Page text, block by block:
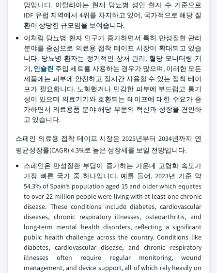
망입니다. 이탈리아는 현재 당뇨병 성인 환자 수 기준으로
IDF 유럽 지역에서 4위를 차지하고 있어, 국가적으로 해당 질
환이 상당한 규모임을 보여줍니다.
이처럼 당뇨병 환자 인구가 증가하면서 특히 만성질환 관리
분야를 중심으로 의료용 접착 테이프 시장이 확대되고 있습
니다. 당뇨병 환자는 정기적인 상처 관리, 혈당 모니터링 기
기, 인슐린 주입 세트를 사용하는 경우가 많으며, 이러한 모든
제품에는 피부에 안전하고 장시간 사용할 수 있는 접착 테이
프가 필요합니다. 노화했거나 민감한 피부에 부드럽고 통기
성이 있으며 의료기기와 호환되는 테이프에 대한 수요가 증
가하면서 의료용품 분야 해당 부문의 혁신과 성장을 견인하
고 있습니다.
스페인 의료용 접착 테이프 시장은 2025년부터 2034년까지 연
평균성장률(CAGR) 4.3%로 높은 성장세를 보일 전망입니다.
스페인은 만성질환 부담이 증가하는 가운데 고령화 속도가
가장 빠른 국가 중 하나입니다. 예를 들어, 2023년 기준 약
54.3% of Spain’s population aged 15 and older which equates
to over 22 million people were living with at least one chronic
disease. These conditions include diabetes, cardiovascular
diseases, chronic respiratory illnesses, osteoarthritis, and
long-term mental health disorders, reflecting a significant
public health challenge across the country. Conditions like
diabetes, cardiovascular disease, and chronic respiratory
illnesses often require regular monitoring, wound
management, and device support, all of which rely heavily on